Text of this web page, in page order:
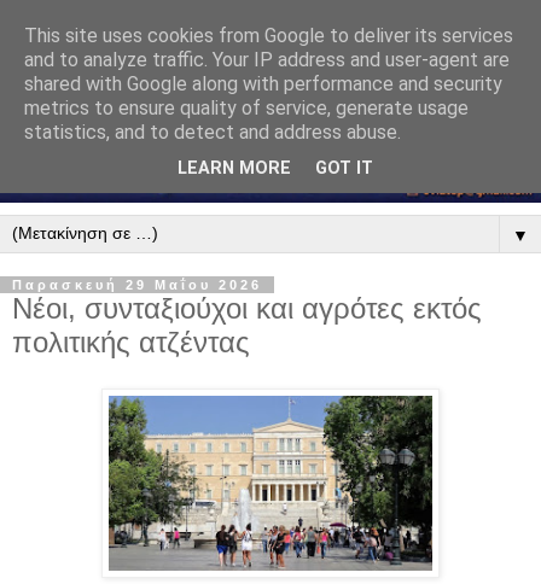
▼
Παρασκευή 29 Μαΐου 2026
Νέοι, συνταξιούχοι και αγρότες εκτός
πολιτικής ατζέντας
This site uses cookies from Google to deliver its services
and to analyze traffic. Your IP address and user-agent are
shared with Google along with performance and security
metrics to ensure quality of service, generate usage
statistics, and to detect and address abuse.
LEARN MORE GOT IT